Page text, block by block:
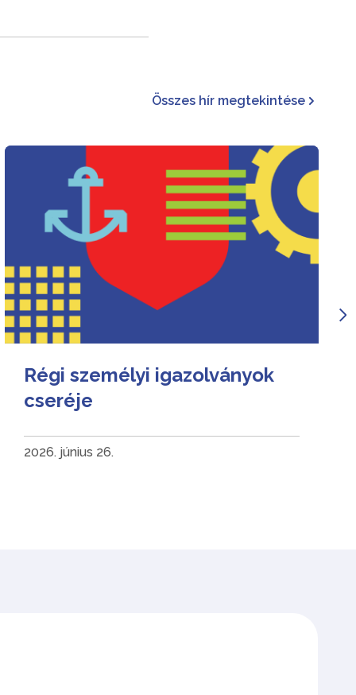
Összes hír megtekintése
Régi személyi igazolványok
cseréje
2026. június 26.